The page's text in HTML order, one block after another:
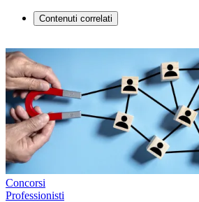
Contenuti correlati
Concorsi
Professionisti